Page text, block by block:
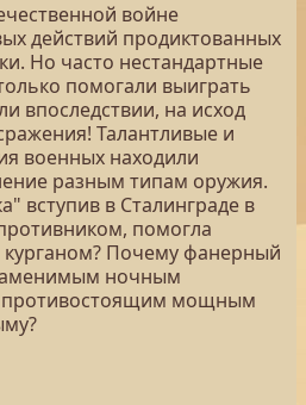
войне
действий продиктованных
Но часто нестандартные
помогали выиграть
впоследствии, на исход
Талантливые и
военных находили
разным типам оружия.
вступив в Сталинграде в
помогла
Почему фанерный
ночным
мощным